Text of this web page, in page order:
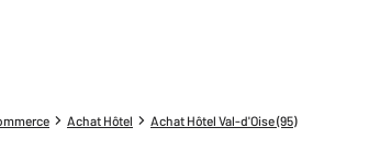
Achat Hôtel Achat Hôtel Val-d'Oise (95)